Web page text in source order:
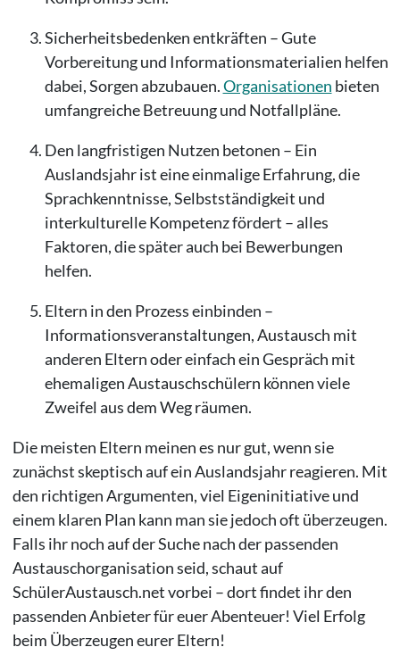
Sicherheitsbedenken entkräften – Gute
Vorbereitung und Informationsmaterialien helfen
dabei, Sorgen abzubauen.Organisationen bieten
umfangreiche Betreuung und Notfallpläne.
Den langfristigen Nutzen betonen – Ein
Auslandsjahr ist eine einmalige Erfahrung, die
Sprachkenntnisse, Selbstständigkeit und
interkulturelle Kompetenz fördert – alles
Faktoren, die später auch bei Bewerbungen
helfen.
Eltern in den Prozess einbinden –
Informationsveranstaltungen, Austausch mit
anderen Eltern oder einfach ein Gespräch mit
ehemaligen Austauschschülern können viele
Zweifel aus dem Weg räumen.
Die meisten Eltern meinen es nur gut, wenn sie
zunächst skeptisch auf ein Auslandsjahr reagieren. Mit
den richtigen Argumenten, viel Eigeninitiative und
einem klaren Plan kann man sie jedoch oft überzeugen.
Falls ihr noch auf der Suche nach der passenden
Austauschorganisation seid, schaut auf
SchülerAustausch.net vorbei – dort findet ihr den
passenden Anbieter für euer Abenteuer! Viel Erfolg
beim Überzeugen eurer Eltern!